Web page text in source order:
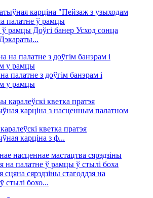
рамцы Доўгі банер Усход сонца
палатне з доўгім банэрам і
у рамцы
кветка пратэя
карціна з ф...
сцяна сярэдзіны стагоддзя на
стылі бохо...